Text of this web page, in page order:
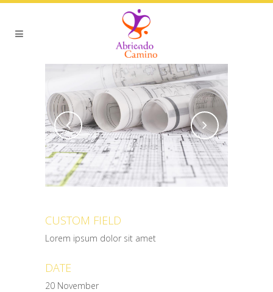
CUSTOM FIELD
Lorem ipsum dolor sit amet
DATE
20 November